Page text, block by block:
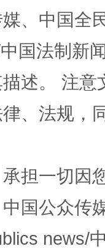
除
、中国全
国法制新
述。 注
、法规，
担一切因
国公众传
news/